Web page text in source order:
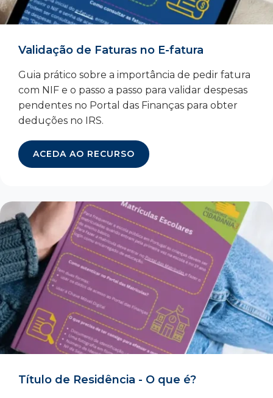
Validação de Faturas no E-fatura
Guia prático sobre a importância de pedir fatura
com NIF e o passo a passo para validar despesas
pendentes no Portal das Finanças para obter
deduções no IRS.
ACEDA AO RECURSO
Título de Residência - O que é?